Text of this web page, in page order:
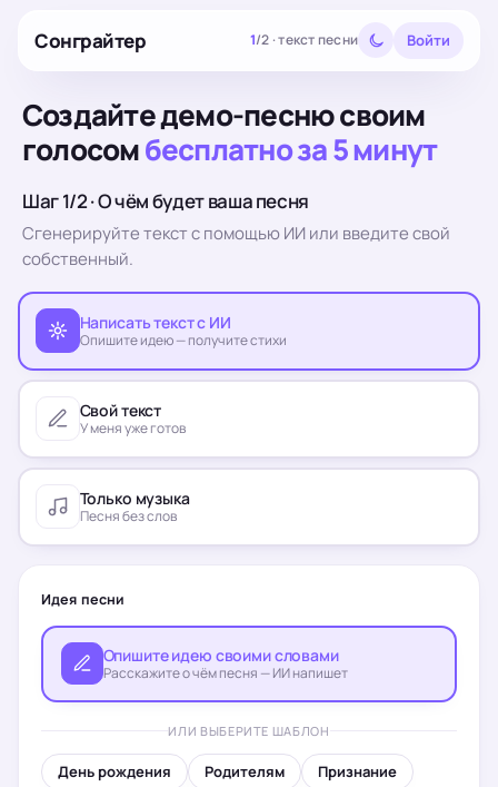
Сонграйтер 1/2 ·текст песни Войти
Создайте демо-песню своим
голосомбесплатно за 5 минут
Шаг 1/2 · О чём будет ваша песня
Сгенерируйте текст с помощью ИИ или введите свой
собственный.
Написать текст с ИИ
Опишите идею — получите стихи
Свой текст
У меня уже готов
Только музыка
Песня без слов
Идея песни
Опишите идею своими словами
Расскажите о чём песня — ИИ напишет
ИЛИ ВЫБЕРИТЕ ШАБЛОН
День рождения Родителям
Признание